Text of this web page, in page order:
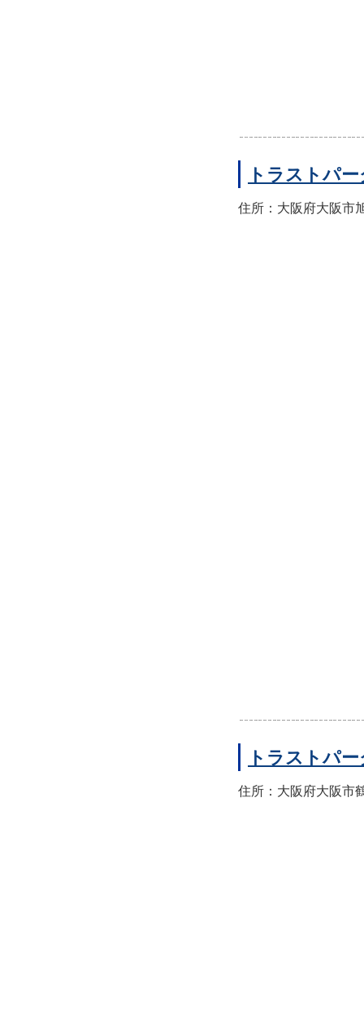
トラストパ
住所：大阪府大阪市
トラストパ
住所：大阪府大阪市